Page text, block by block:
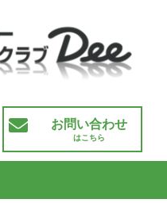
お問い合わせ
はこちら